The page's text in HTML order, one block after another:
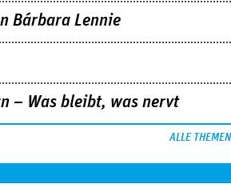
Bárbara Lennie
– Was bleibt, was nervt
ALLE THEMEN